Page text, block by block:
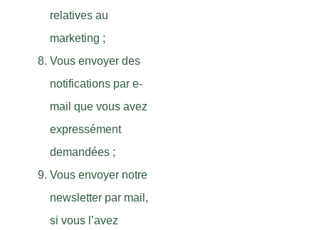
relatives au
marketing ;
Vous envoyer des
notifications par e-
mail que vous avez
expressément
demandées ;
Vous envoyer notre
newsletter par mail,
si vous l’avez